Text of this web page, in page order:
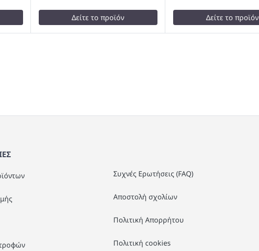
Δείτε το προϊόν
testFalse
Δείτε το προϊόν
testFalse
Συχνές Ερωτήσεις (FAQ)
Αποστολή σχολίων
Πολιτική Απορρήτου
Πολιτική cookies